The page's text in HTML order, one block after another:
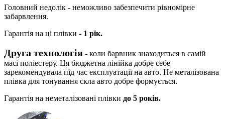
Головний недолік - неможливо забезпечити рівномірне
забарвлення.
Гарантія на ці плівки - 1 рік.
Друга технологія - коли барвник знаходиться в самій
масі поліестеру. Ця бюджетна лінійка добре себе
зарекомендувала під час експлуатації на авто. Не металізована
плівка для тонування скла авто добре формується.
Гарантія на неметалізовані плівки до 5 років.